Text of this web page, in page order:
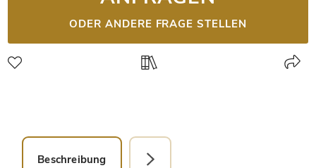
ODER ANDERE FRAGE STELLEN
Beschreibung Faksimile-Editionen (1)